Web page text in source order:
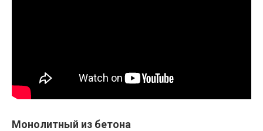
Монолитный из бетона